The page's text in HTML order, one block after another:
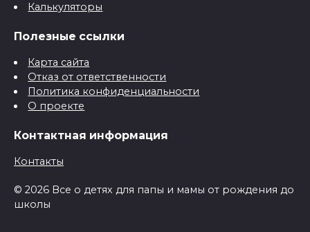
Калькуляторы
Полезные ссылки
Карта сайта
Отказ от ответственности
Политика конфиденциальности
О проекте
Контактная информация
Контакты
© 2026 Все о детях для папы и мамы от рождения до
школы